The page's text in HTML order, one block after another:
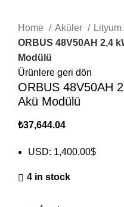
Home
Aküler
Lityum
ORBUS 48V50AH 2,4
Modülü
Ürünlere geri dön
ORBUS 48V50AH
Akü Modülü
₺37,644.04
USD: 1,400.00$
4 in stock